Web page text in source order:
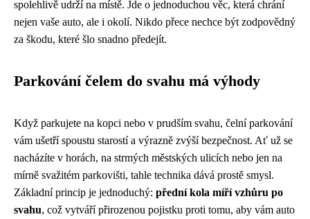
spolehlivě udrží na místě. Jde o jednoduchou věc, která chrání
nejen vaše auto, ale i okolí. Nikdo přece nechce být zodpovědný
za škodu, které šlo snadno předejít.
Parkování čelem do svahu má výhody
Když parkujete na kopci nebo v prudším svahu, čelní parkování
vám ušetří spoustu starostí a výrazně zvýší bezpečnost. Ať už se
nacházíte v horách, na strmých městských ulicích nebo jen na
mírně svažitém parkovišti, tahle technika dává prostě smysl.
Základní princip je jednoduchý: přední kola míří vzhůru po
svahu, což vytváří přirozenou pojistku proti tomu, aby vám auto